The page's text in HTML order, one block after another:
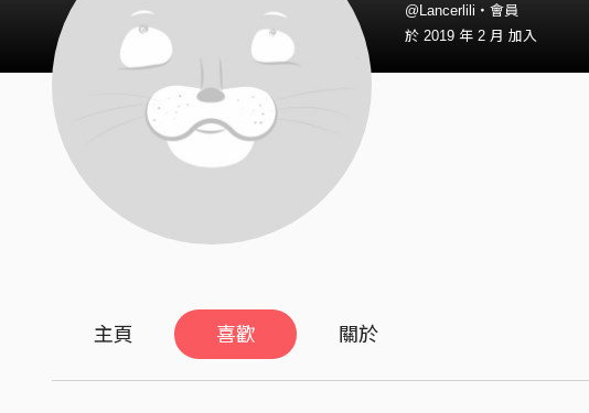
@Lancerlili・會員
於 2019 年 2 月 加入
主頁 喜歡 關於